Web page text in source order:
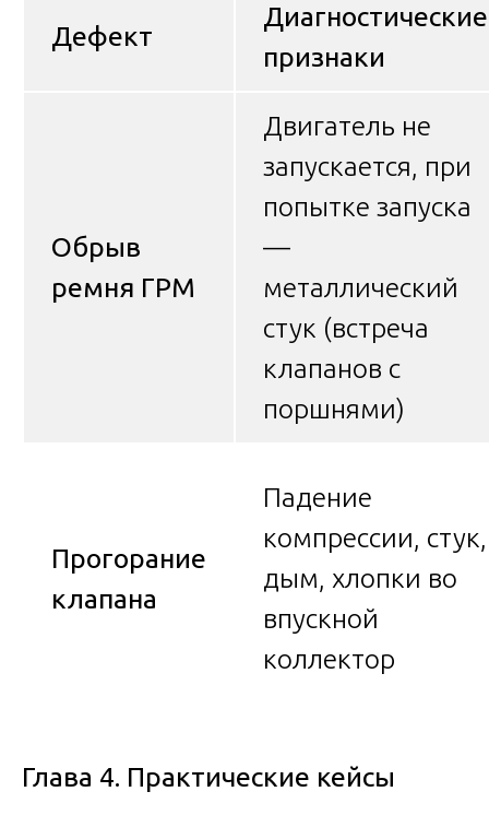
Дефект
Диагностические
признаки
Обрыв
ремня ГРМ
Двигатель не
запускается, при
попытке запуска
—
металлический
стук (встреча
клапанов с
поршнями)
Прогорание
клапана
Падение
компрессии, стук,
дым, хлопки во
впускной
коллектор
Глава 4. Практические кейсы